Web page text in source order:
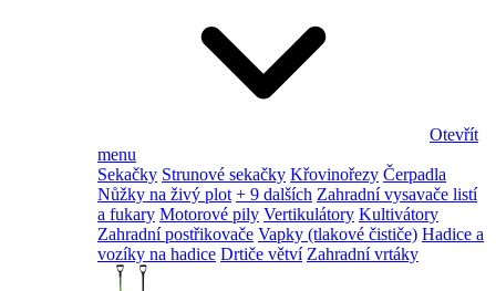
Otevřít
menu
Sekačky Strunové sekačky Křovinořezy Čerpadla
Nůžky na živý plot + 9 dalších Zahradní vysavače listí
a fukary Motorové pily Vertikulátory Kultivátory
Zahradní postřikovače Vapky (tlakové čističe) Hadice a
vozíky na hadice Drtiče větví Zahradní vrtáky